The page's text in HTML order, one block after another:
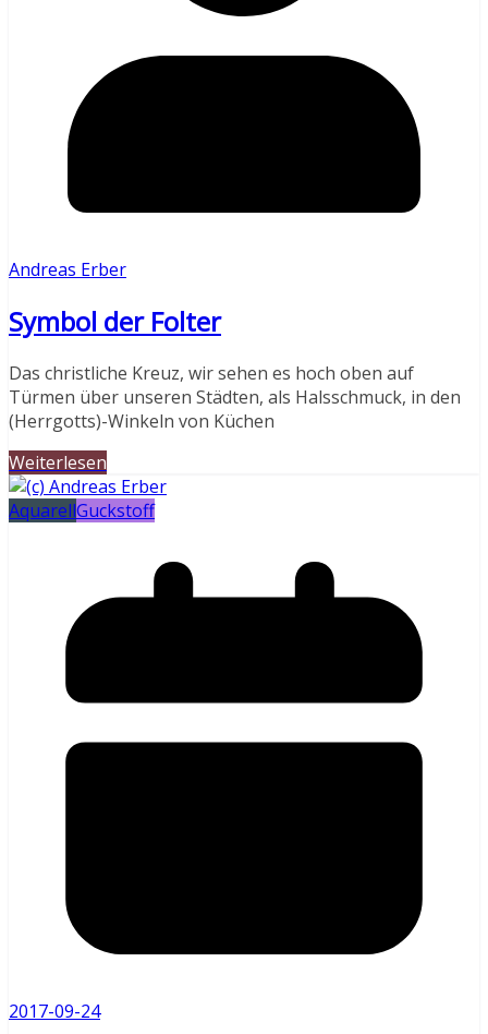
Andreas Erber
Symbol der Folter
Das christliche Kreuz, wir sehen es hoch oben auf
Türmen über unseren Städten, als Halsschmuck, in den
(Herrgotts)-Winkeln von Küchen
Weiterlesen
AquarellGuckstoff
2017-09-24